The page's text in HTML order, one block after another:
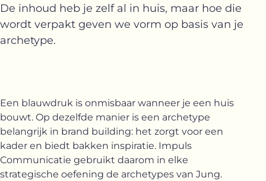
De inhoud heb je zelf al in huis, maar hoe die
wordt verpakt geven we vorm op basis van je
archetype.
Een blauwdruk is onmisbaar wanneer je een huis
bouwt. Op dezelfde manier is een archetype
belangrijk in brand building: het zorgt voor een
kader en biedt bakken inspiratie. Impuls
Communicatie gebruikt daarom in elke
strategische oefening de archetypes van Jung.